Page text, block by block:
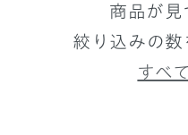
商品が見
絞り込みの数
すべ